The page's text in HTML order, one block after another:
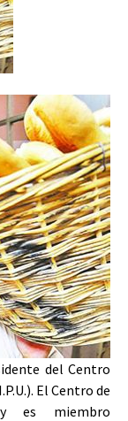
del Centro
El Centro de
es miembro